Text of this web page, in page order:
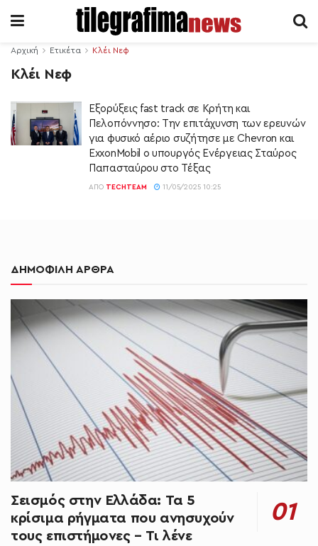
Αρχική Ετικέτα Κλέι Νεφ
Κλέι Νεφ
Eξορύξεις fast track σε Κρήτη και
Πελοπόννησο: Την επιτάχυνση των ερευνών
για φυσικό αέριο συζήτησε µε Chevron και
ExxonMobil ο υπουργός Ενέργειας Σταύρος
Παπασταύρου στο Τέξας
ΑΠΌ TECHTEAM 11/05/2025 10:25
ΔΗΜΟΦΙΛΗ ΑΡΘΡΑ
Σεισμός στην Ελλάδα: Τα 5
κρίσιμα ρήγματα που ανησυχούν
τους επιστήμονες – Τι λένε